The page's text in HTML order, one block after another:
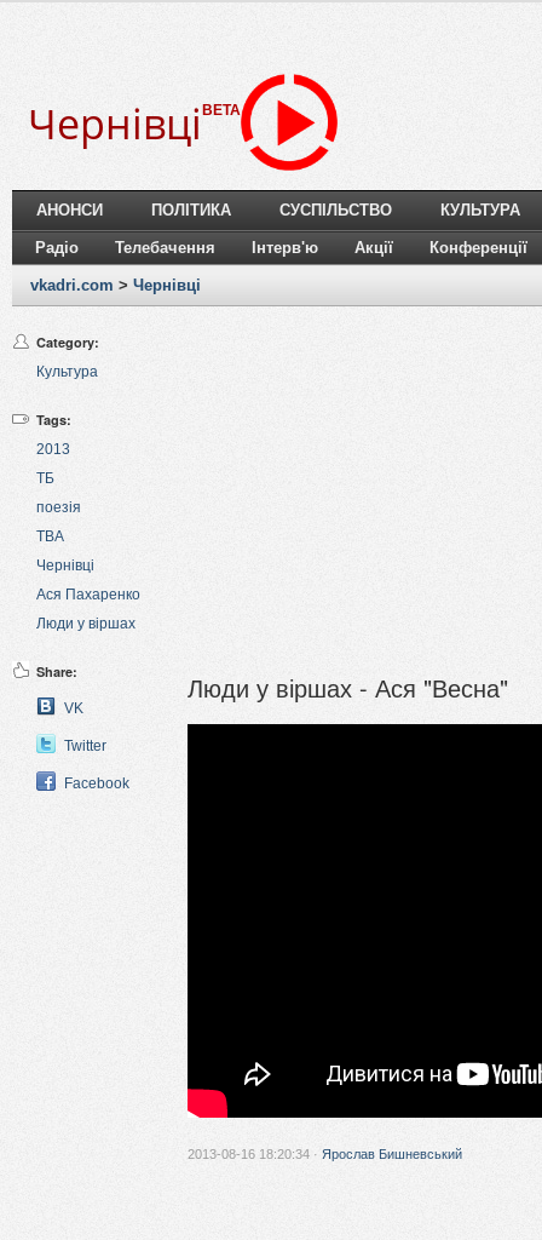
Чернівці BETA
АНОНСИ ПОЛІТИКА СУСПІЛЬСТВО КУЛЬТУРА
Радіо Телебачення Інтерв'ю Акції Конференції
vkadri.com > Чернівці
Category:
Культура
Tags:
2013
ТБ
поезія
ТВА
Чернівці
Ася Пахаренко
Люди у віршах
Share:
VK
Twitter
Facebook
Люди у віршах - Ася "Весна"
2013-08-16 18:20:34 · Ярослав Бишневський